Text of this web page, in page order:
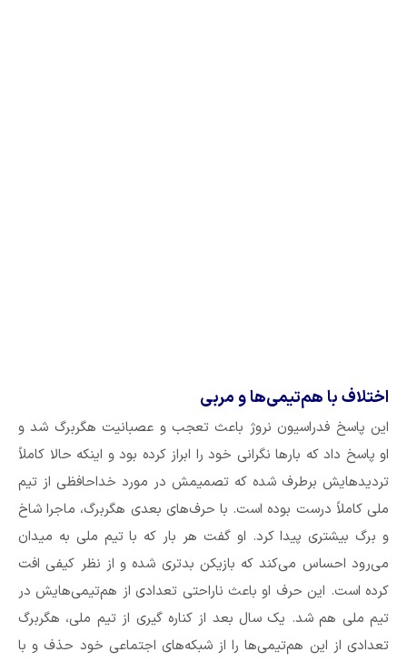
اختلاف با هم‌تیمی‌ها و مربی
این پاسخ فدراسیون نروژ باعث تعجب و عصبانیت هگربرگ شد و
او پاسخ داد که بار‌ها نگرانی خود را ابراز کرده بود و اینکه حالا کاملاً
تردیدهایش برطرف شده که تصمیمش در مورد خداحافظی از تیم
ملی کاملاً درست بوده است. با حرف‌های بعدی هگربرگ، ماجرا شاخ
و برگ بیشتری پیدا کرد. او گفت هر بار که با تیم ملی به میدان
می‌رود احساس می‌کند که بازیکن بدتری شده و از نظر کیفی افت
کرده است. این حرف او باعث ناراحتی تعدادی از هم‌تیمی‌هایش در
تیم ملی هم شد. یک سال بعد از کناره گیری از تیم ملی، هگربرگ
تعدادی از این هم‌تیمی‌ها را از شبکه‌های اجتماعی خود حذف و با